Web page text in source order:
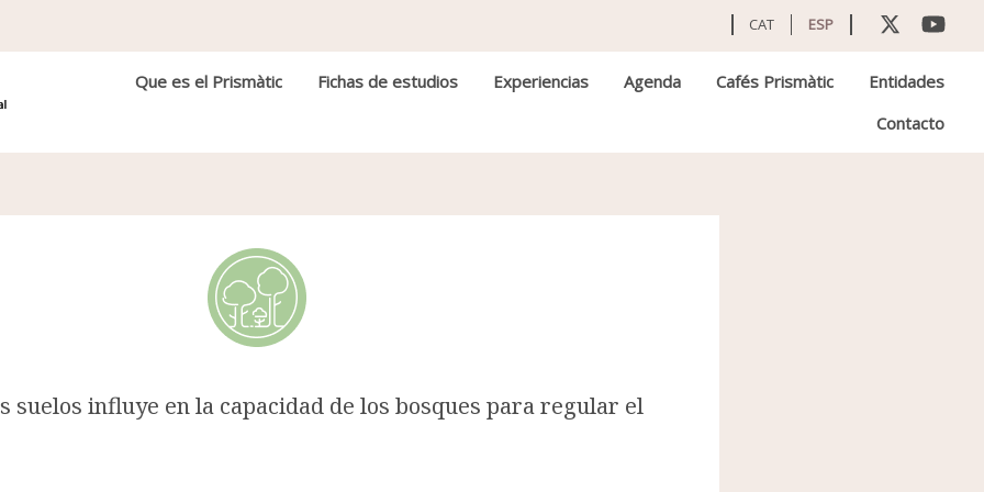
CAT ESP
Navegación principal
Que es el Prismàtic Fichas de estudios Experiencias Agenda Cafés Prismàtic
Entidades
Contacto
suelos influye en la capacidad de los bosques para regular el